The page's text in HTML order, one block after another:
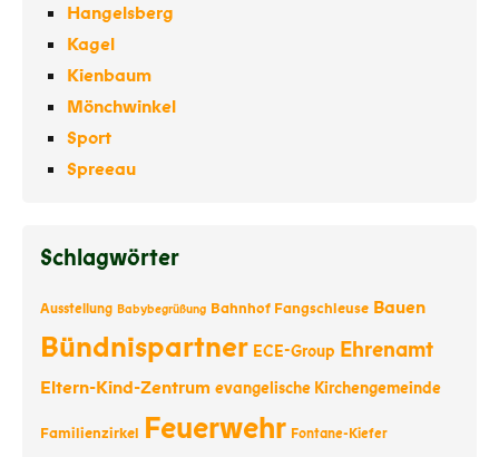
Hangelsberg
Kagel
Kienbaum
Mönchwinkel
Sport
Spreeau
Schlagwörter
Ausstellung Babybegrüßung Bahnhof Fangschleuse Bauen
Bündnispartner ECE-Group Ehrenamt
Eltern-Kind-Zentrum evangelische Kirchengemeinde
Familienzirkel Feuerwehr Fontane-Kiefer